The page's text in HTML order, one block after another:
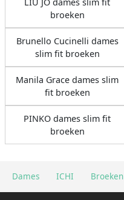
Dames ICHI Broeken
broeken
Brunello Cucinelli dames
slim fit broeken
Manila Grace dames slim
fit broeken
PINKO dames slim fit
broeken